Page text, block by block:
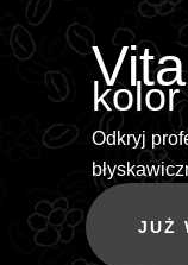
Odkryj
JUŻ